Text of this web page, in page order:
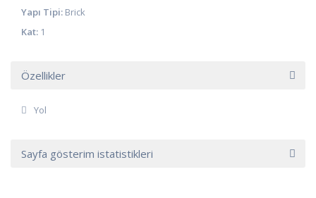
Yapı Tipi: Brick
Kat: 1
Özellikler
Yol
Sayfa gösterim istatistikleri